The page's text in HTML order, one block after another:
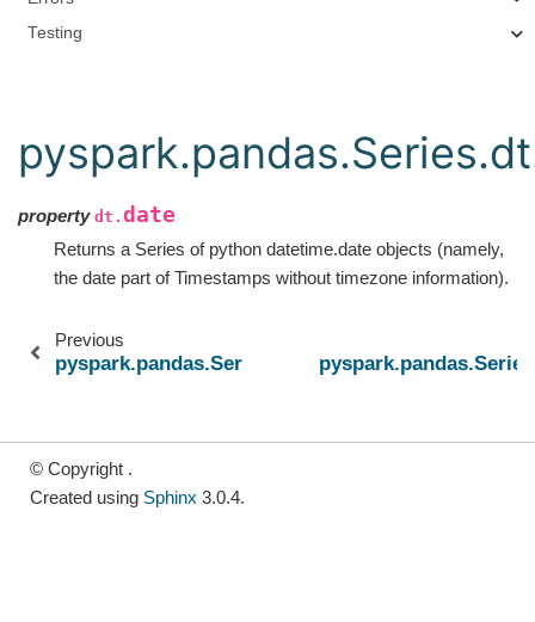
Testing
property dt. date
Returns a Series of python datetime.date objects (namely,
the date part of Timestamps without timezone information).
Previous
pyspark.pandas.Series.spark.apply
© Copyright .
Created using Sphinx 3.0.4.